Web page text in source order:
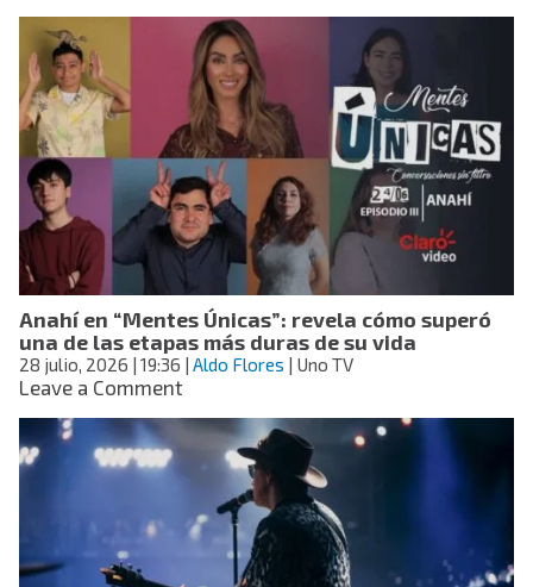
abre
expediente
disciplinario
contra
Paredes,
Molina,
Almada,
Ayala
y
Gavi
incidente
en
la
final
del
Mundial
2026
Anahí en “Mentes Únicas”: revela cómo superó
una de las etapas más duras de su vida
28 julio, 2026 | 19:36 Aldo Flores | Uno TV
Leave a Commenton
en
“Mentes
Únicas”:
revela
cómo
superó